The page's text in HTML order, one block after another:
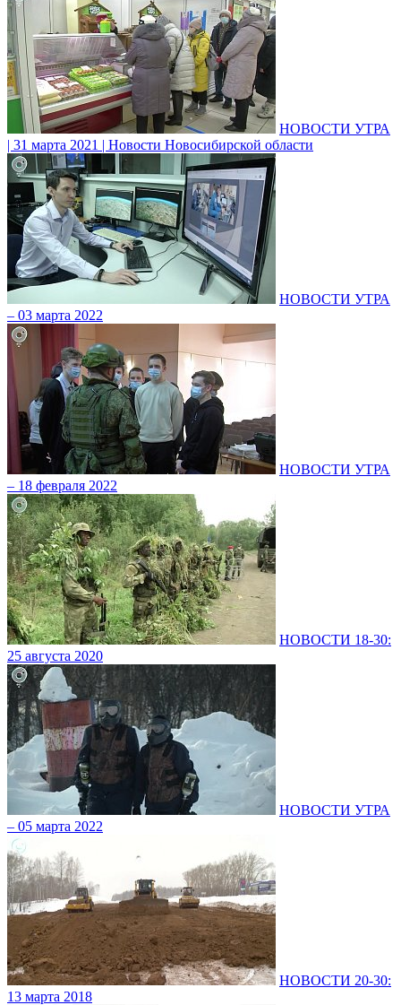
НОВОСТИ УТРА
| 31 марта 2021 | Новости Новосибирской области
НОВОСТИ УТРА
– 03 марта 2022
НОВОСТИ УТРА
– 18 февраля 2022
НОВОСТИ 18-30:
25 августа 2020
НОВОСТИ УТРА
– 05 марта 2022
НОВОСТИ 20-30:
13 марта 2018